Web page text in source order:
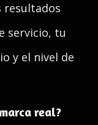
resultados
servicio, tu
y el nivel de
real?